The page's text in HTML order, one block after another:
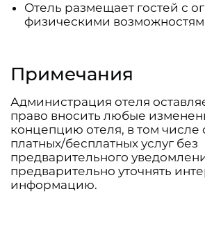
Отель размещает гостей с
физическими
Примечания
Администрация отеля
право вносить любые
концепцию отеля, в том числе
платных/бесплатных услуг без
предварительного
предварительно уточнять
информацию.